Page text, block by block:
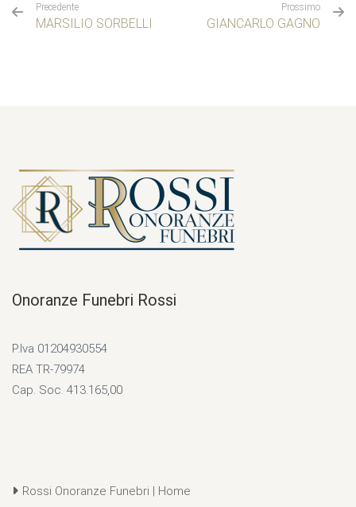
Precedente
MARSILIO SORBELLI
Prossimo
GIANCARLO GAGNO
Onoranze Funebri Rossi
P.Iva 01204930554
REA TR-79974
Cap. Soc. 413.165,00
Rossi Onoranze Funebri | Home